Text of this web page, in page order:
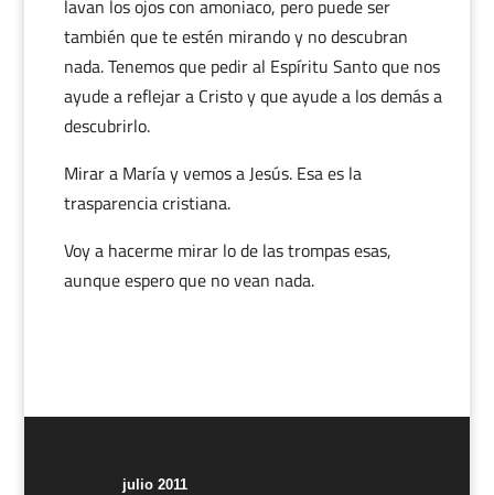
lavan los ojos con amoniaco, pero puede ser
también que te estén mirando y no descubran
nada. Tenemos que pedir al Espíritu Santo que nos
ayude a reflejar a Cristo y que ayude a los demás a
descubrirlo.
Mirar a María y vemos a Jesús. Esa es la
trasparencia cristiana.
Voy a hacerme mirar lo de las trompas esas,
aunque espero que no vean nada.
julio 2011